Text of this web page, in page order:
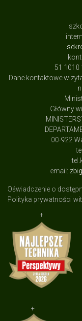
51 1010
Dane kontaktowe
Główny
00-922
email:
Oświadczenie o
Polityka prywatności
+
+